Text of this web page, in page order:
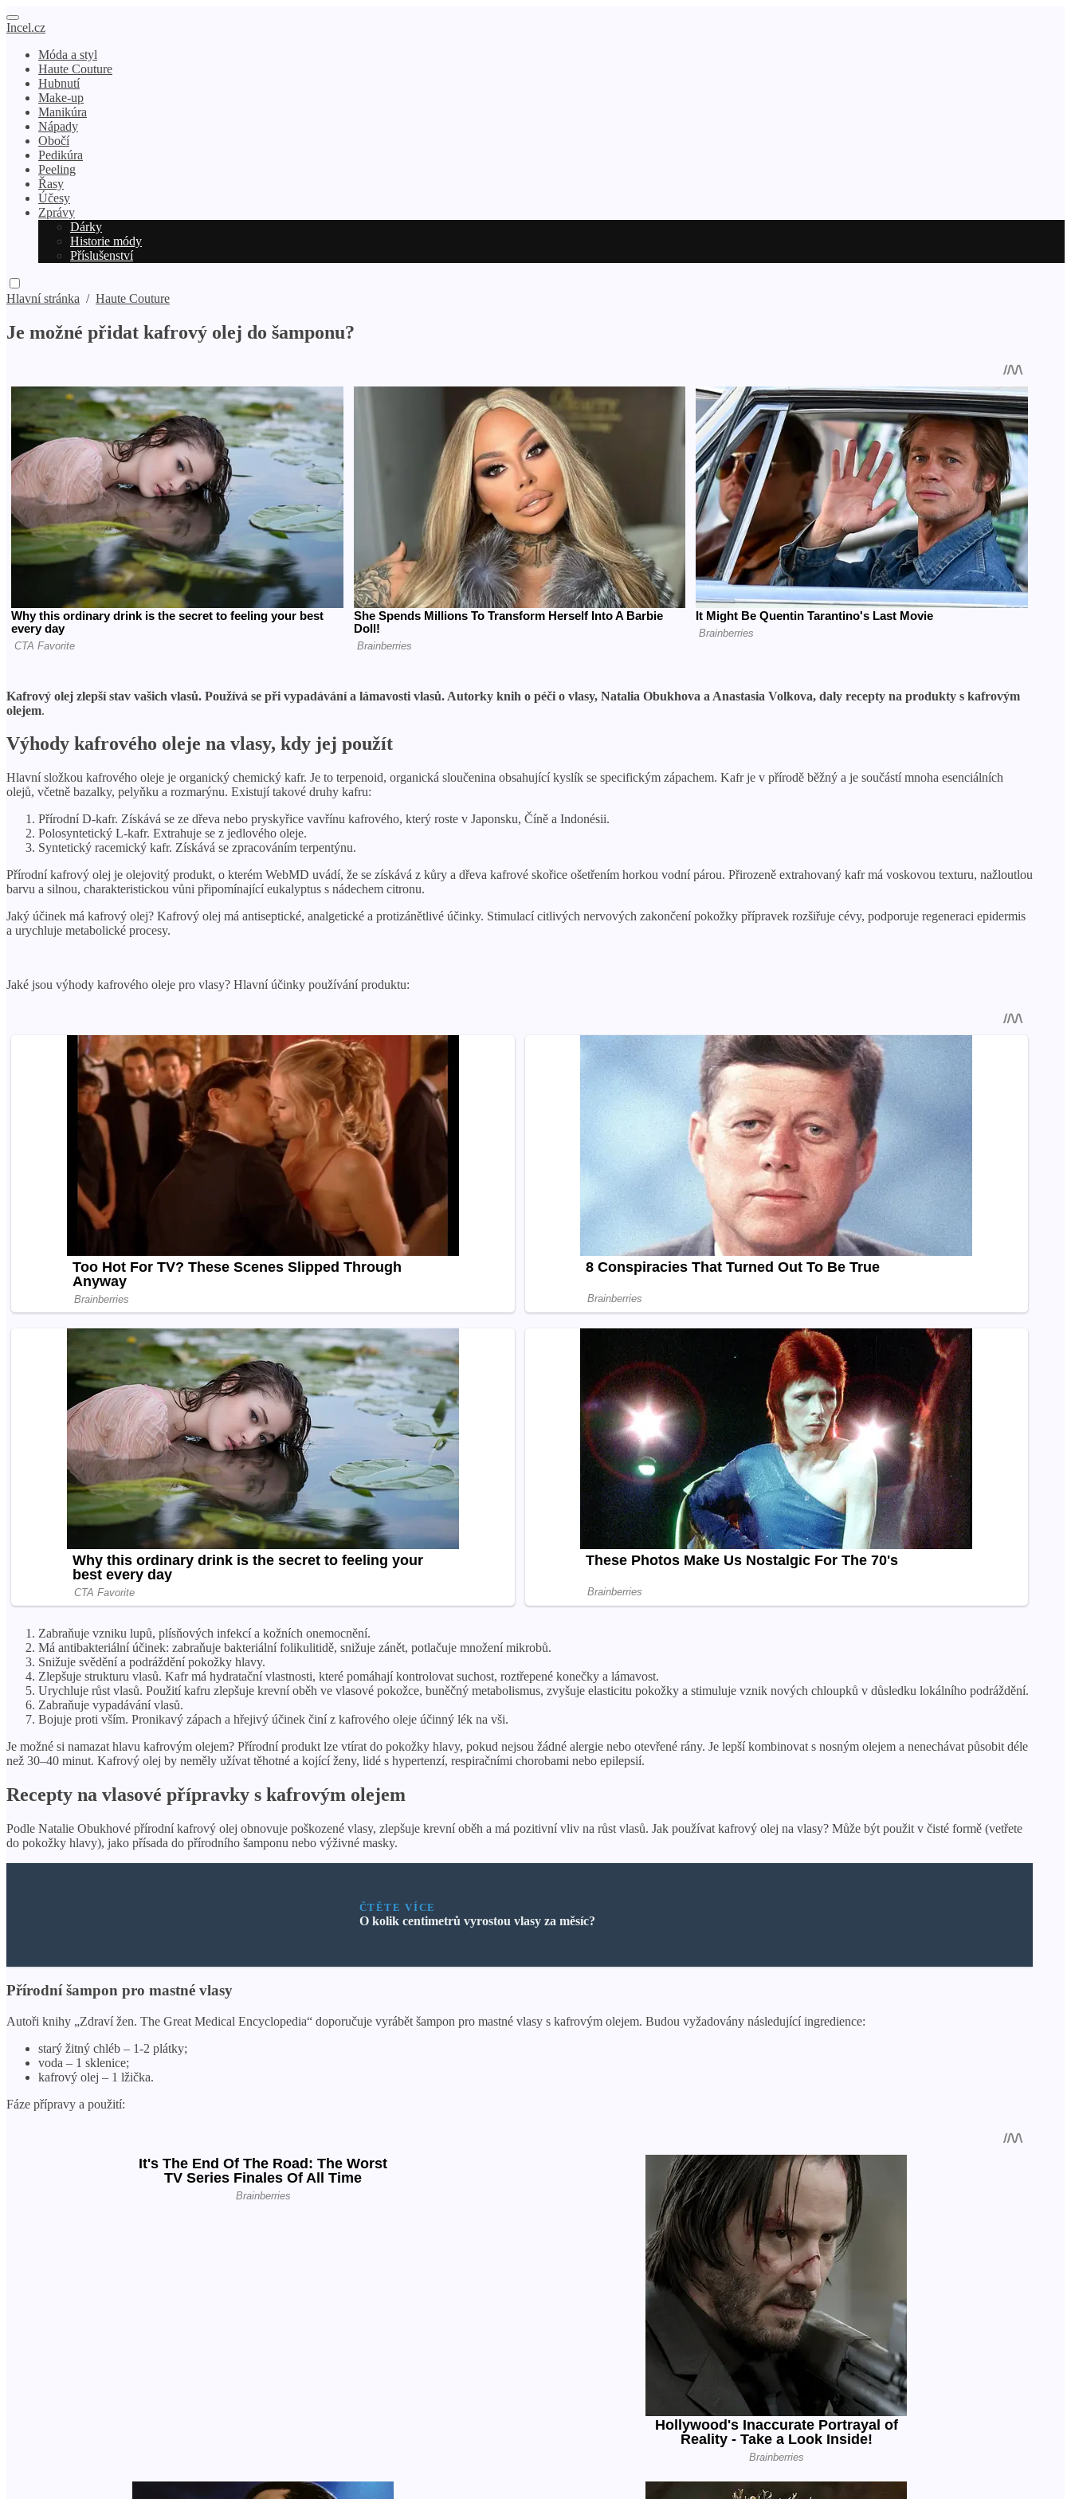
Incel.cz
Móda a styl
Haute Couture
Hubnutí
Make-up
Manikúra
Nápady
Obočí
Pedikúra
Peeling
Řasy
Účesy
Zprávy
Dárky
Historie módy
Příslušenství
Hlavní stránka / Haute Couture
Je možné přidat kafrový olej do šamponu?
Kafrový olej zlepší stav vašich vlasů. Používá se při vypadávání a lámavosti vlasů. Autorky knih o péči o vlasy, Natalia Obukhova a Anastasia Volkova, daly recepty na produkty s kafrovým
olejem.
Výhody kafrového oleje na vlasy, kdy jej použít
Hlavní složkou kafrového oleje je organický chemický kafr. Je to terpenoid, organická sloučenina obsahující kyslík se specifickým zápachem. Kafr je v přírodě běžný a je součástí mnoha esenciálních
olejů, včetně bazalky, pelyňku a rozmarýnu. Existují takové druhy kafru:
Přírodní D-kafr. Získává se ze dřeva nebo pryskyřice vavřínu kafrového, který roste v Japonsku, Číně a Indonésii.
Polosyntetický L-kafr. Extrahuje se z jedlového oleje.
Syntetický racemický kafr. Získává se zpracováním terpentýnu.
Přírodní kafrový olej je olejovitý produkt, o kterém WebMD uvádí, že se získává z kůry a dřeva kafrové skořice ošetřením horkou vodní párou. Přirozeně extrahovaný kafr má voskovou texturu, nažloutlou
barvu a silnou, charakteristickou vůni připomínající eukalyptus s nádechem citronu.
Jaký účinek má kafrový olej? Kafrový olej má antiseptické, analgetické a protizánětlivé účinky. Stimulací citlivých nervových zakončení pokožky přípravek rozšiřuje cévy, podporuje regeneraci epidermis
a urychluje metabolické procesy.
Jaké jsou výhody kafrového oleje pro vlasy? Hlavní účinky používání produktu:
Zabraňuje vzniku lupů, plísňových infekcí a kožních onemocnění.
Má antibakteriální účinek: zabraňuje bakteriální folikulitidě, snižuje zánět, potlačuje množení mikrobů.
Snižuje svědění a podráždění pokožky hlavy.
Zlepšuje strukturu vlasů. Kafr má hydratační vlastnosti, které pomáhají kontrolovat suchost, roztřepené konečky a lámavost.
Urychluje růst vlasů. Použití kafru zlepšuje krevní oběh ve vlasové pokožce, buněčný metabolismus, zvyšuje elasticitu pokožky a stimuluje vznik nových chloupků v důsledku lokálního podráždění.
Zabraňuje vypadávání vlasů.
Bojuje proti vším. Pronikavý zápach a hřejivý účinek činí z kafrového oleje účinný lék na vši.
Je možné si namazat hlavu kafrovým olejem? Přírodní produkt lze vtírat do pokožky hlavy, pokud nejsou žádné alergie nebo otevřené rány. Je lepší kombinovat s nosným olejem a nenechávat působit déle
než 30–40 minut. Kafrový olej by neměly užívat těhotné a kojící ženy, lidé s hypertenzí, respiračními chorobami nebo epilepsií.
Recepty na vlasové přípravky s kafrovým olejem
Podle Natalie Obukhové přírodní kafrový olej obnovuje poškozené vlasy, zlepšuje krevní oběh a má pozitivní vliv na růst vlasů. Jak používat kafrový olej na vlasy? Může být použit v čisté formě (vetřete
do pokožky hlavy), jako přísada do přírodního šamponu nebo výživné masky.
ČTĚTE VÍCE
O kolik centimetrů vyrostou vlasy za měsíc?
Přírodní šampon pro mastné vlasy
Autoři knihy „Zdraví žen. The Great Medical Encyclopedia“ doporučuje vyrábět šampon pro mastné vlasy s kafrovým olejem. Budou vyžadovány následující ingredience:
starý žitný chléb – 1-2 plátky;
voda – 1 sklenice;
kafrový olej – 1 lžička.
Fáze přípravy a použití: